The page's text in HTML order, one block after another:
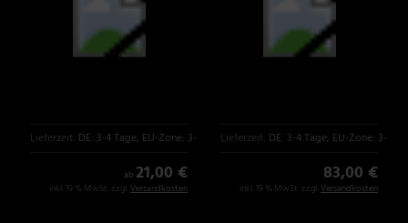
Lieferzeit: DE: 3-4 Tage, EU-Zone: 3-6 Tage
ab 21,00 €
inkl. 19 % MwSt. zzgl. Versandkosten
Lieferzeit: DE: 3-4 Tage, EU-Zone: 3-6
83,00 €
inkl. 19 % MwSt. zzgl. Versandkosten